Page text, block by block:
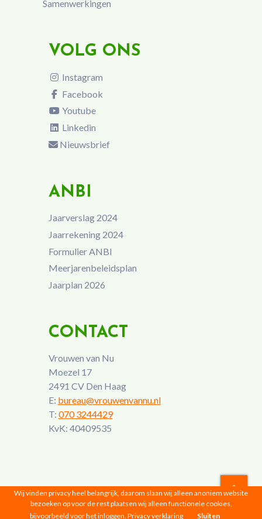
Samenwerkingen
VOLG ONS
Instagram
Facebook
Youtube
Linkedin
Nieuwsbrief
ANBI
Jaarverslag 2024
Jaarrekening 2024
Formulier ANBI
Meerjarenbeleidsplan
Jaarplan 2026
CONTACT
Vrouwen van Nu
Moezel 17
2491 CV Den Haag
E: bureau@vrouwenvannu.nl
T: 070 3244429
KvK: 40409535
Vrouwen van Nu © 2026 |Privacyverklaring
Wij vinden privacy heel belangrijk, daarom slaan wij alleen anoniem website
bezoeken op voor de rest plaatsen wij alleen functionele cookies,
bijvoorbeeld voor het inloggen. Privacy verklaring Sluiten